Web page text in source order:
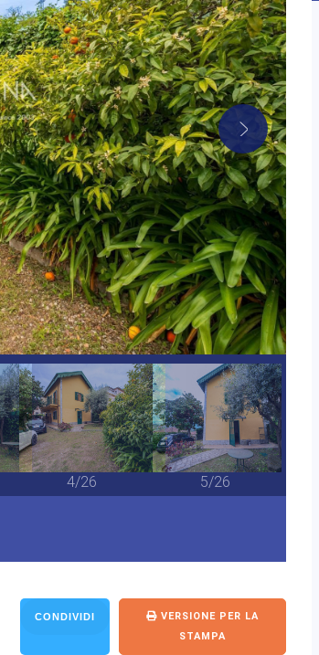
4/26 5/26
CONDIVIDI
VERSIONE PER LA
STAMPA